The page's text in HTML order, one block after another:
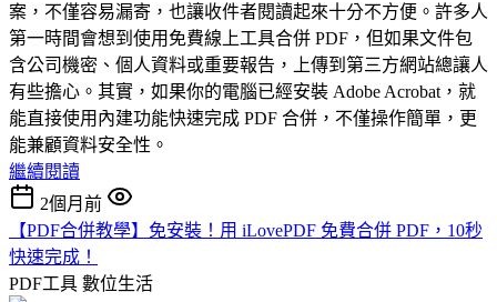
案，不僅容易漏寄，也讓收件者閱讀起來十分不方便。許多人
第一時間會想到使用免費線上工具合併 PDF，但如果文件包
含公司機密、個人資料或重要報告，上傳到第三方網站總讓人
有些擔心。其實，如果你的電腦已經安裝 Adobe Acrobat，就
能直接使用內建功能快速完成 PDF 合併，不僅操作簡單，更
能兼顧資料安全性。
繼續閱讀
2個月前
【PDF合併教學】免安裝！用 iLovePDF 免費合併 PDF，10秒
快速完成！
PDF工具 數位生活